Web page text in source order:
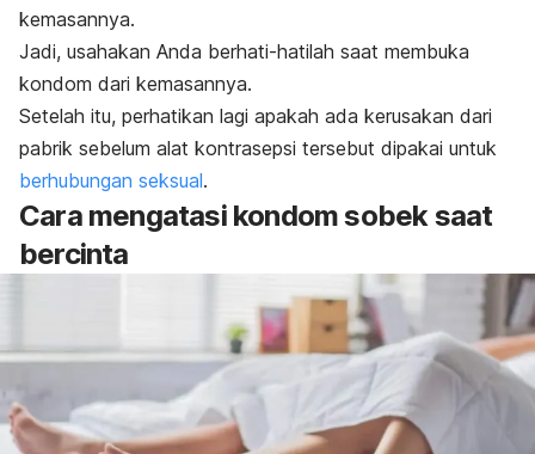
kemasannya.
Jadi, usahakan Anda berhati-hatilah saat membuka
kondom dari kemasannya.
Setelah itu, perhatikan lagi apakah ada kerusakan dari
pabrik sebelum alat kontrasepsi tersebut dipakai untuk
berhubungan seksual.
Cara mengatasi kondom sobek saat
bercinta